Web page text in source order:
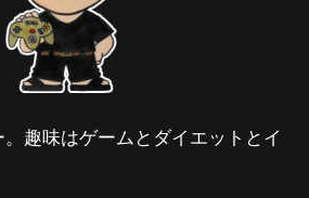
趣味はゲームとダイエットとイ